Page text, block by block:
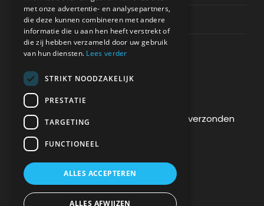
Contact Channels
BETAAL VEILIG BIJ ONS
De betaling wordt versleuteld en veilig verzonden
via een SSL-protocol.
met onze advertentie- en analysepartners,
die deze kunnen combineren met andere
informatie die u aan hen heeft verstrekt of
die zij hebben verzameld door uw gebruik
van hun diensten. Lees verder
STRIKT NOODZAKELIJK
PRESTATIE
TARGETING
FUNCTIONEEL
ALLES ACCEPTEREN
ALLES AFWIJZEN